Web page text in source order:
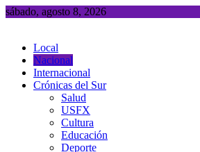
Saltar
sábado, agosto 8, 2026
Local
Nacional
Internacional
Crónicas del Sur
Salud
USFX
Cultura
Educación
Deporte